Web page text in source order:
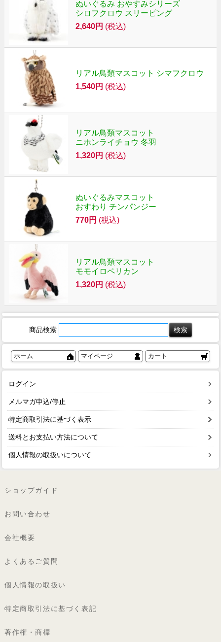
ぬいぐるみ おやすみシリーズ
シロフクロウ スリーピング
2,640円 (税込)
リアル鳥類マスコット シマフクロウ
1,540円 (税込)
リアル鳥類マスコット
ニホンライチョウ 冬羽
1,320円 (税込)
ぬいぐるみマスコット
おすわり チンパンジー
770円 (税込)
リアル鳥類マスコット
モモイロペリカン
1,320円 (税込)
商品検索
ホーム マイページ カート
ログイン
メルマガ申込/停止
特定商取引法に基づく表示
送料とお支払い方法について
個人情報の取扱いについて
ショップガイド
お問い合わせ
会社概要
よくあるご質問
個人情報の取扱い
特定商取引法に基づく表記
著作権・商標